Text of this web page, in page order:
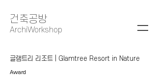
건축공방
ArchiWorkshop
글램트리 리조트 | Glamtree ​Resort in Nature
Award